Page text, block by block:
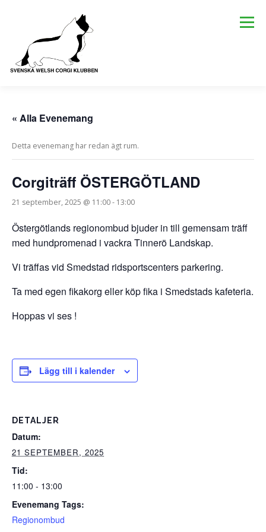
Meny
AKTIVITETER SENASTE NYTT
EUROCORGI 2026
« Alla Evenemang
Detta evenemang har redan ägt rum.
Corgiträff ÖSTERGÖTLAND
21 september, 2025 @ 11:00- 13:00
Östergötlands regionombud bjuder in till gemensam träff
med hundpromenad i vackra Tinnerö Landskap.
Vi träffas vid Smedstad ridsportscenters parkering.
Ta med egen fikakorg eller köp fika i Smedstads kafeteria.
Hoppas vi ses !
Lägg till i kalender
DETALJER
Datum:
21 SEPTEMBER, 2025
Tid:
11:00 - 13:00
Evenemang Tags:
Regionombud